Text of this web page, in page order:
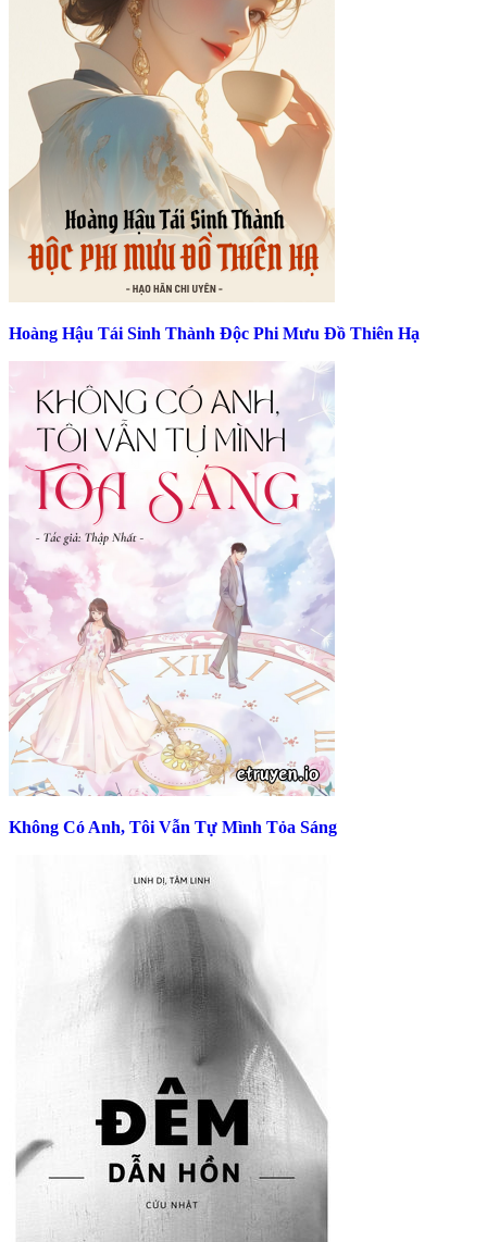
Hoàng Hậu Tái Sinh Thành Độc Phi Mưu Đồ Thiên Hạ
Không Có Anh, Tôi Vẫn Tự Mình Tỏa Sáng